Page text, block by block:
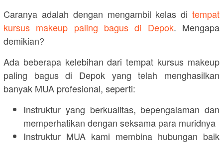
Caranya adalah dengan mengambil kelas di tempat
kursus makeup paling bagus di Depok. Mengapa
demikian?
Ada beberapa kelebihan dari tempat kursus makeup
paling bagus di Depok yang telah menghasilkan
banyak MUA profesional, seperti:
Instruktur yang berkualitas, bepengalaman dan
memperhatikan dengan seksama para muridnya
Instruktur MUA kami membina hubungan baik